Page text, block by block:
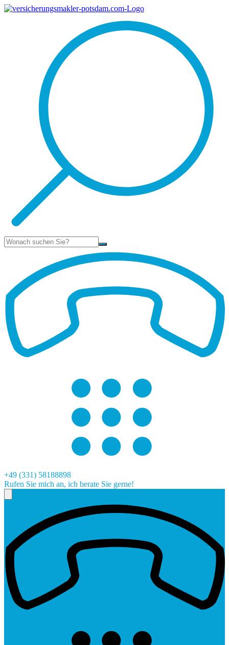
Suche
+49 (331) 58188898
Rufen Sie mich an, ich berate Sie gerne!